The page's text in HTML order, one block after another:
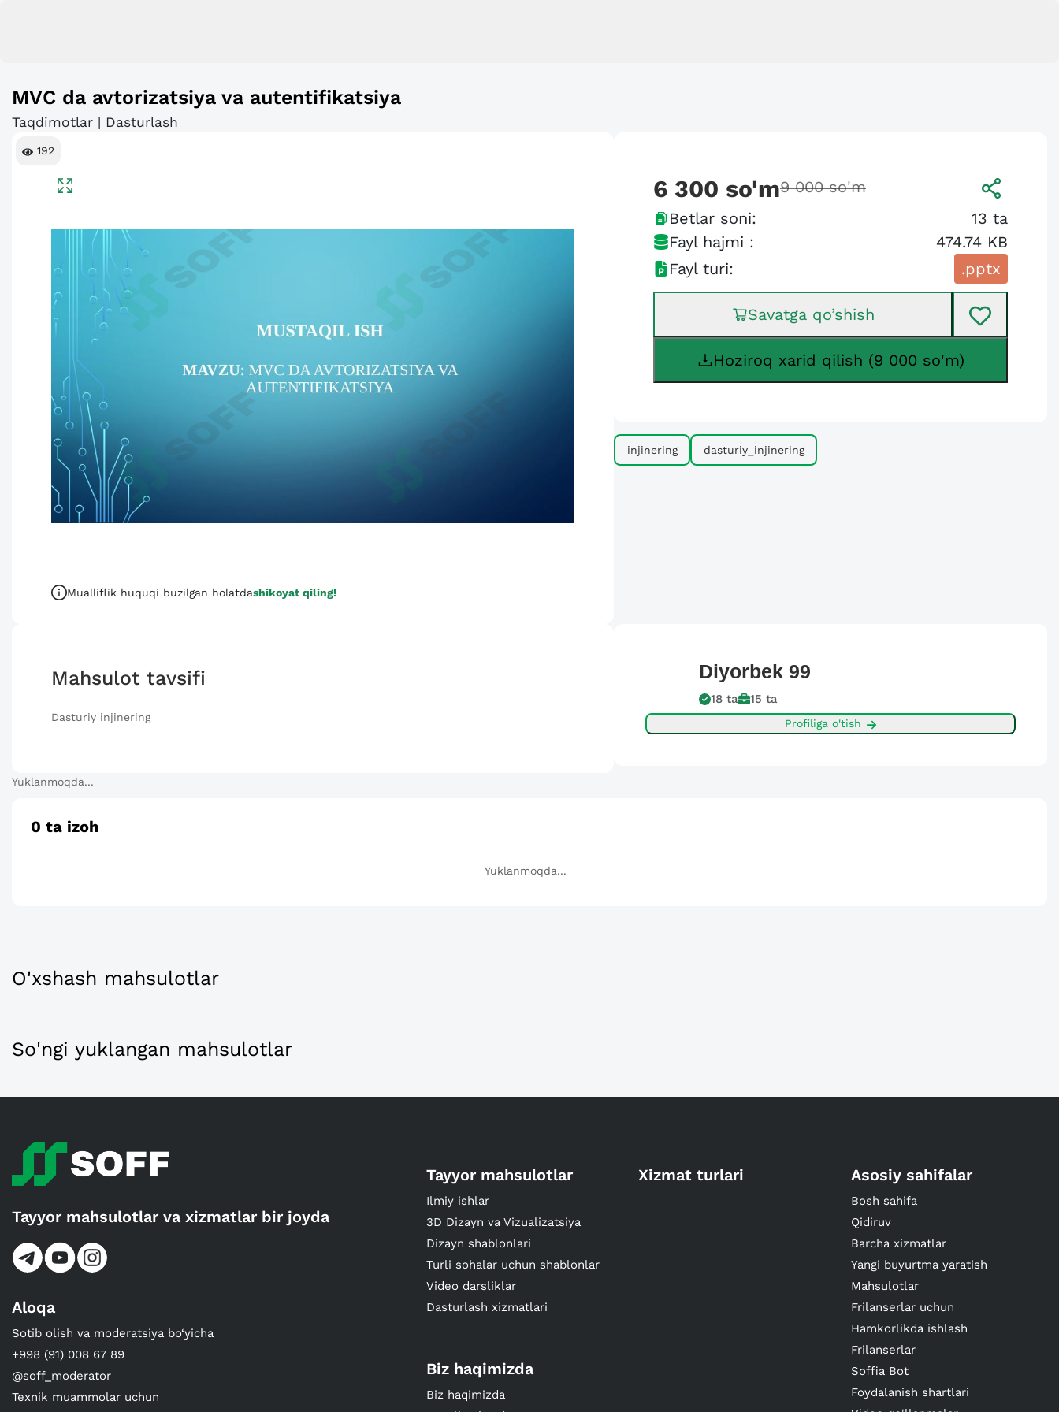
MVC da avtorizatsiya va autentifikatsiya
Taqdimotlar | Dasturlash
192
Mualliflik huquqi buzilgan holatdashikoyat qiling!
6 300 so'm9 000 so'm
Betlar soni:
13 ta
Fayl hajmi :
474.74 KB
Fayl turi:
.pptx
Savatga qo’shish
Hoziroq xarid qilish (9 000 so'm)
injinering dasturiy_injinering
Mahsulot tavsifi
Dasturiy injinering
Diyorbek 99
18 ta 15 ta
Profiliga o'tish
Yuklanmoqda...
0 ta izoh
Yuklanmoqda...
O'xshash mahsulotlar
So'ngi yuklangan mahsulotlar
Tayyor mahsulotlar va xizmatlar bir joyda
Aloqa
Sotib olish va moderatsiya bo‘yicha
+998 (91) 008 67 89
@soff_moderator
Texnik muammolar uchun
Tayyor mahsulotlar
Ilmiy ishlar
3D Dizayn va Vizualizatsiya
Dizayn shablonlari
Turli sohalar uchun shablonlar
Video darsliklar
Dasturlash xizmatlari
Xizmat turlari Asosiy sahifalar
Bosh sahifa
Qidiruv
Barcha xizmatlar
Yangi buyurtma yaratish
Mahsulotlar
Frilanserlar uchun
Hamkorlikda ishlash
Frilanserlar
Soffia Bot
Foydalanish shartlari
Biz haqimizda
Biz haqimizda